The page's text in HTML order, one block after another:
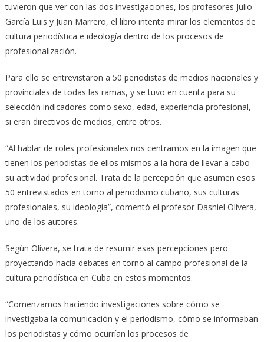
tuvieron que ver con las dos investigaciones, los profesores Julio
García Luis y Juan Marrero, el libro intenta mirar los elementos de
cultura periodística e ideología dentro de los procesos de
profesionalización.
Para ello se entrevistaron a 50 periodistas de medios nacionales y
provinciales de todas las ramas, y se tuvo en cuenta para su
selección indicadores como sexo, edad, experiencia profesional,
si eran directivos de medios, entre otros.
“Al hablar de roles profesionales nos centramos en la imagen que
tienen los periodistas de ellos mismos a la hora de llevar a cabo
su actividad profesional. Trata de la percepción que asumen esos
50 entrevistados en torno al periodismo cubano, sus culturas
profesionales, su ideología”, comentó el profesor Dasniel Olivera,
uno de los autores.
Según Olivera, se trata de resumir esas percepciones pero
proyectando hacia debates en torno al campo profesional de la
cultura periodística en Cuba en estos momentos.
“Comenzamos haciendo investigaciones sobre cómo se
investigaba la comunicación y el periodismo, cómo se informaban
los periodistas y cómo ocurrían los procesos de